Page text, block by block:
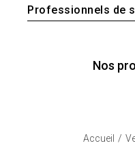
Professionnels de
Nos
Accueil